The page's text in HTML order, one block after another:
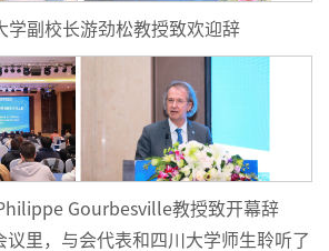
学副校长游劲松教授致欢迎辞
Gourbesville教授致开幕辞
议里，与会代表和四川大学师生聆听了